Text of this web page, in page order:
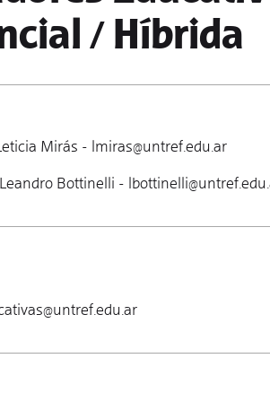
/ Híbrida
Mirás - lmiras@untref.edu.ar
Bottinelli -